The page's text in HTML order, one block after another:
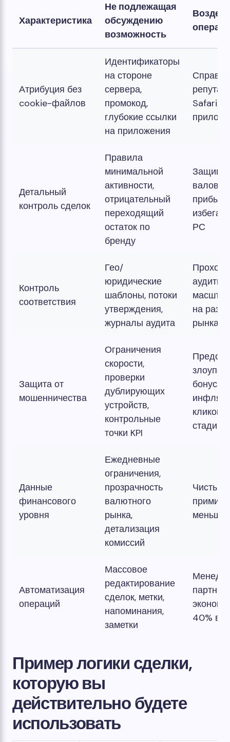
Характеристика
Не подлежащая
обсуждению
возможность
Атрибуция без
cookie-файлов
Идентификаторы
на стороне
сервера,
промокод,
глубокие ссылки
на приложения
Safari/
Детальный
контроль сделок
Правила
минимальной
активности,
отрицательный
переходящий
остаток по
бренду
валовую
РС
Контроль
соответствия
Гео/
юридические
шаблоны, потоки
утверждения,
журналы аудита
аудиты,
на
рынках
Защита от
мошенничества
Ограничения
скорости,
проверки
дублирующих
устройств,
контрольные
точки KPI
кликов
стадии
Данные
финансового
уровня
Ежедневные
ограничения,
прозрачность
валютного
рынка,
детализация
комиссий
Чистые
меньше
Автоматизация
операций
Массовое
редактирование
сделок, метки,
напоминания,
заметки
40%
Пример логики сделки,
которую вы
действительно будете
использовать